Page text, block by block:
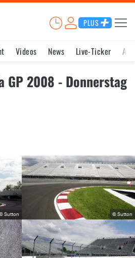
PLUS
Videos News Live-Ticker
GP 2008 - Donnerstag